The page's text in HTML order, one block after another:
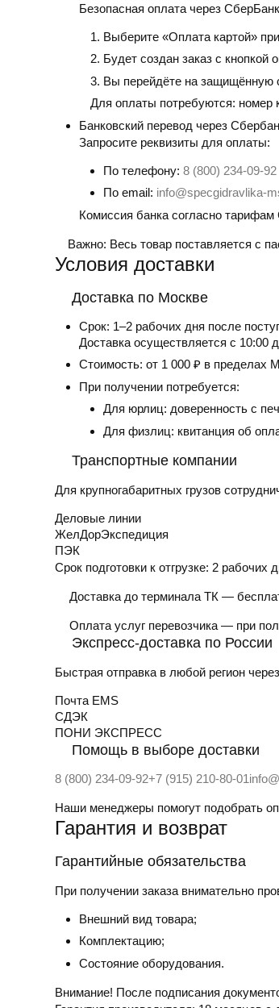
Безопасная оплата через
Выберите «Оплата картой»
Будет создан заказ с кнопкой
Вы перейдёте на защищённую
Для оплаты потребуются: номер
Банковский перевод через
Запросите реквизиты для оплаты:
По телефону: 8 (800) 234-09-92
По email: info@specgidravlika-
Комиссия банка согласно тарифам
Важно: Весь товар поставляется с
Условия доставки
Доставка по Москве
Срок: 1–2 рабочих дня после
Доставка осуществляется с 10:00
Стоимость: от 1 000 ₽ в пределах
При получении потребуется:
Для юрлиц: доверенность с
Для физлиц: квитанция об
Транспортные компании
Для крупногабаритных грузов
Деловые линии
ЖелДорЭкспедиция
ПЭК
Срок подготовки к отгрузке: 2 рабочих
Доставка до терминала ТК —
Оплата услуг перевозчика — при
Экспресс-доставка по России
Быстрая отправка в любой регион
Почта EMS
СДЭК
ПOНИ ЭКСПРЕСС
Помощь в выборе доставки
8 (800) 234-09-92+7 (915) 210-80-01
Наши менеджеры помогут подобрать
Гарантия и возврат
Гарантийные обязательства
При получении заказа внимательно
Внешний вид товара;
Комплектацию;
Состояние оборудования.
Внимание! После подписания